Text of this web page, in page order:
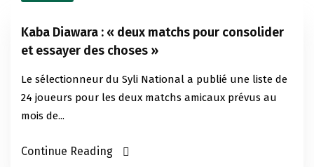
Kaba Diawara : « deux matchs pour consolider
et essayer des choses »
Le sélectionneur du Syli National a publié une liste de
24 joueurs pour les deux matchs amicaux prévus au
mois de...
Continue Reading